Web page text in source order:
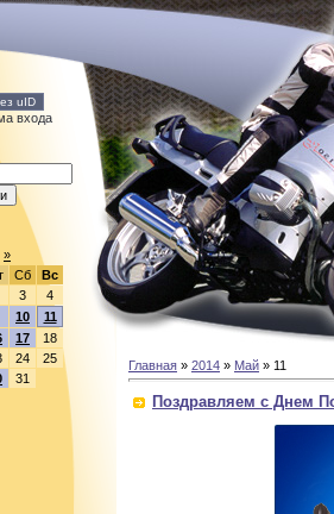
uID
входа
»
Сб
Вс
3
4
10
11
17
18
24
25
31
Главная » 2014 » Май » 11
Поздравляем с Днем